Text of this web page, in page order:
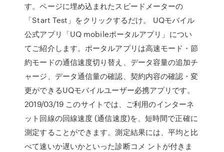
す。ページに埋め込まれたスピードメーターの
「Start Test」をクリックするだけ。 UQモバイル
公式アプリ「UQ mobileポータルアプリ」につい
てご紹介します。ポータルアプリは高速モード・節
約モードの通信速度切り替え、データ容量の追加チ
ャージ、データ通信量の確認、契約内容の確認・変
更ができるUQモバイルユーザー必携アプリです。
2019/03/19 このサイトでは、ご利用のインターネ
ット回線の回線速度 (通信速度)を、短時間で正確に
測定することができます。測定結果には、平均と比
べて速いか遅いかといった診断コメ ントが付きま